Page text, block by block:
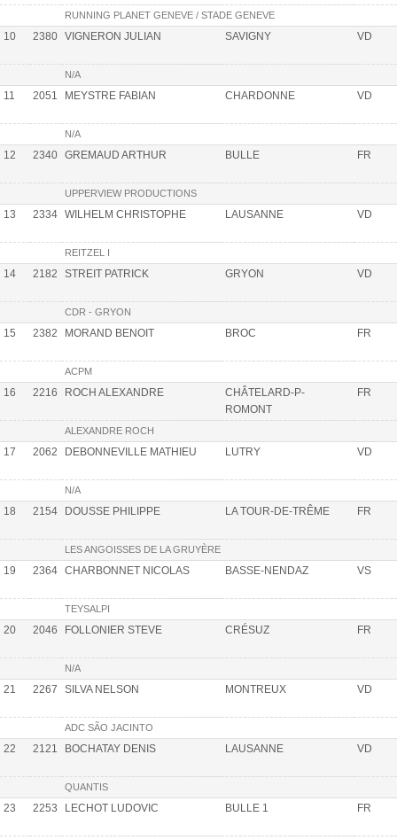
RUNNING PLANET GENEVE / STADE GENEVE
10 2380 VIGNERON JULIAN SAVIGNY VD
N/A
11 2051 MEYSTRE FABIAN CHARDONNE VD
N/A
12 2340 GREMAUD ARTHUR BULLE FR
UPPERVIEW PRODUCTIONS
13 2334 WILHELM CHRISTOPHE LAUSANNE VD
REITZEL I
14 2182 STREIT PATRICK GRYON VD
CDR - GRYON
15 2382 MORAND BENOIT BROC FR
ACPM
16 2216 ROCH ALEXANDRE
CHÂTELARD-P-
ROMONT
FR
ALEXANDRE ROCH
17 2062 DEBONNEVILLE MATHIEU LUTRY VD
N/A
18 2154 DOUSSE PHILIPPE LA TOUR-DE-TRÊME FR
LES ANGOISSES DE LA GRUYÈRE
19 2364 CHARBONNET NICOLAS BASSE-NENDAZ VS
TEYSALPI
20 2046 FOLLONIER STEVE CRÉSUZ FR
N/A
21 2267 SILVA NELSON MONTREUX VD
ADC SÃO JACINTO
22 2121 BOCHATAY DENIS LAUSANNE VD
QUANTIS
23 2253 LECHOT LUDOVIC BULLE 1 FR